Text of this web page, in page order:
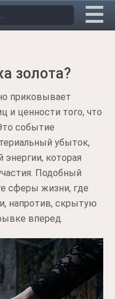
золота?
приковывает
и ценности того, что
событие
убыток,
которая
Подобный
сферы жизни, где
напротив, скрытую
вперед.